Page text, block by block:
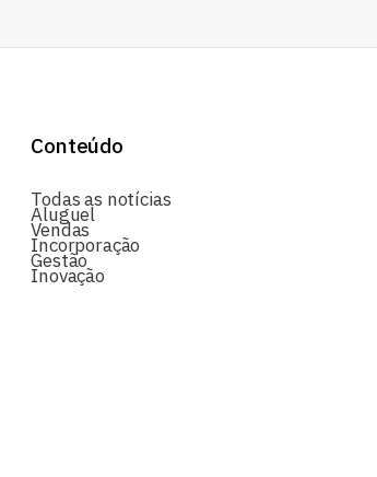
Conteúdo
Todas as notícias
Aluguel
Vendas
Incorporação
Gestão
Inovação